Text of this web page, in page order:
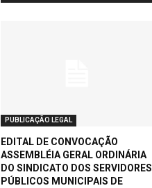
PUBLICAÇÃO LEGAL
EDITAL DE CONVOCAÇÃO
ASSEMBLÉIA GERAL ORDINÁRIA
DO SINDICATO DOS SERVIDORES
PÚBLICOS MUNICIPAIS DE